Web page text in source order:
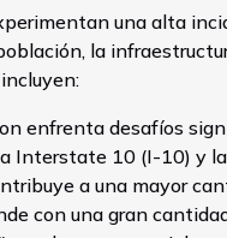
una alta
la
enfrenta desafíos
Interstate 10 (I-10) y
a una mayor
con una gran